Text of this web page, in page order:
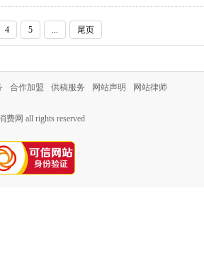
4 5 ... 尾页
合作加盟 供稿服务 网站声明 网站律师
费网 all rights reserved